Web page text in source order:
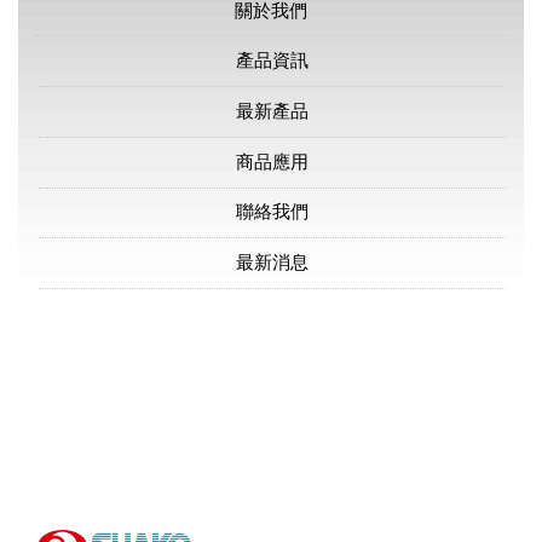
關於我們
產品資訊
最新產品
商品應用
聯絡我們
最新消息